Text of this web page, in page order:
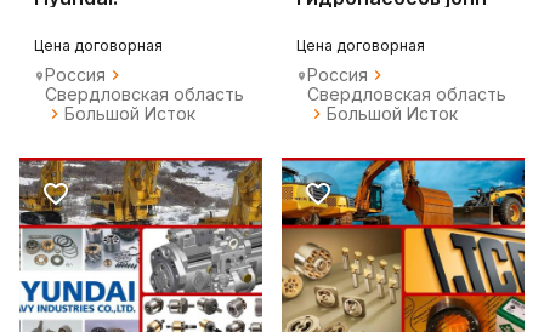
Цена договорная
Россия
Свердловская область
Большой Исток
Цена договорная
Россия
Свердловская область
Большой Исток